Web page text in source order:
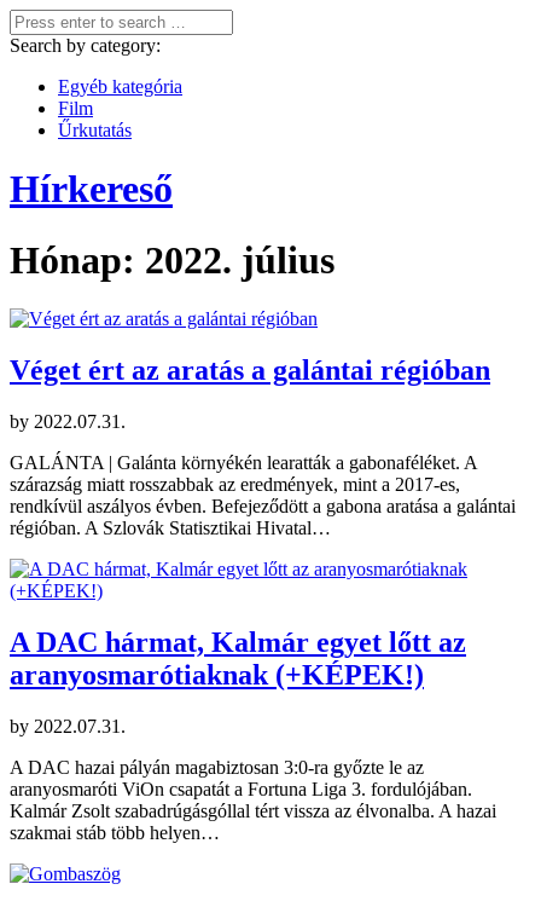
Search by category:
Egyéb kategória
Film
Űrkutatás
Hírkereső
Hónap: 2022. július
Véget ért az aratás a galántai régióban
by 2022.07.31.
GALÁNTA | Galánta környékén learatták a gabonaféléket. A
szárazság miatt rosszabbak az eredmények, mint a 2017-es,
rendkívül aszályos évben. Befejeződött a gabona aratása a galántai
régióban. A Szlovák Statisztikai Hivatal…
A DAC hármat, Kalmár egyet lőtt az
aranyosmarótiaknak (+KÉPEK!)
by 2022.07.31.
A DAC hazai pályán magabiztosan 3:0-ra győzte le az
aranyosmaróti ViOn csapatát a Fortuna Liga 3. fordulójában.
Kalmár Zsolt szabadrúgásgóllal tért vissza az élvonalba. A hazai
szakmai stáb több helyen…